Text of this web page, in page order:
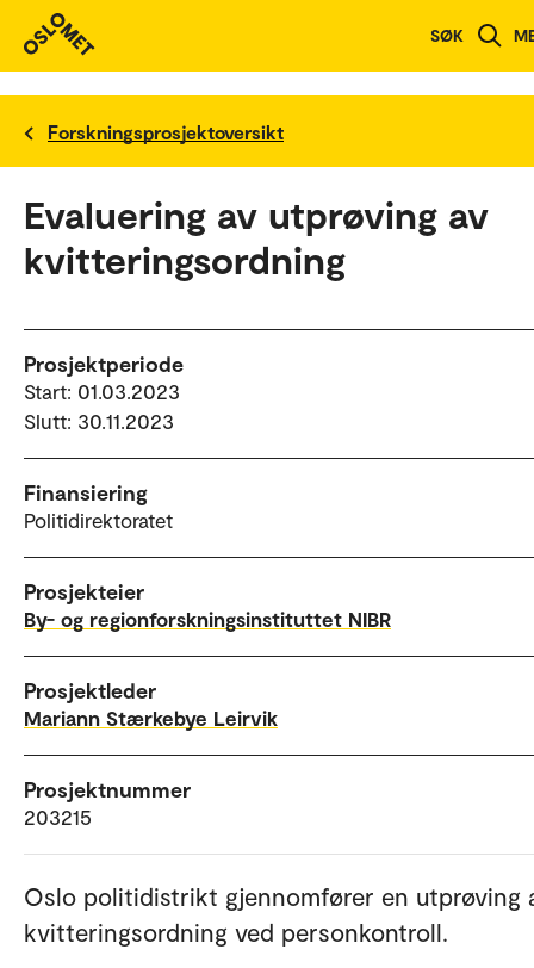
SØK
Forskningsprosjektoversikt
Evaluering av utprøving av
kvitteringsordning
Prosjektperiode
Start: 01.03.2023
Slutt: 30.11.2023
Finansiering
Politidirektoratet
Prosjekteier
By- og regionforskningsinstituttet NIBR
Prosjektleder
Mariann Stærkebye Leirvik
Prosjektnummer
203215
Oslo politidistrikt gjennomfører en utprøving
kvitteringsordning ved personkontroll.